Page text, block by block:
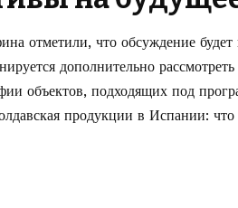
отметили, что обсуждение
дополнительно
объектов, подходящих под
продукции в Испании: